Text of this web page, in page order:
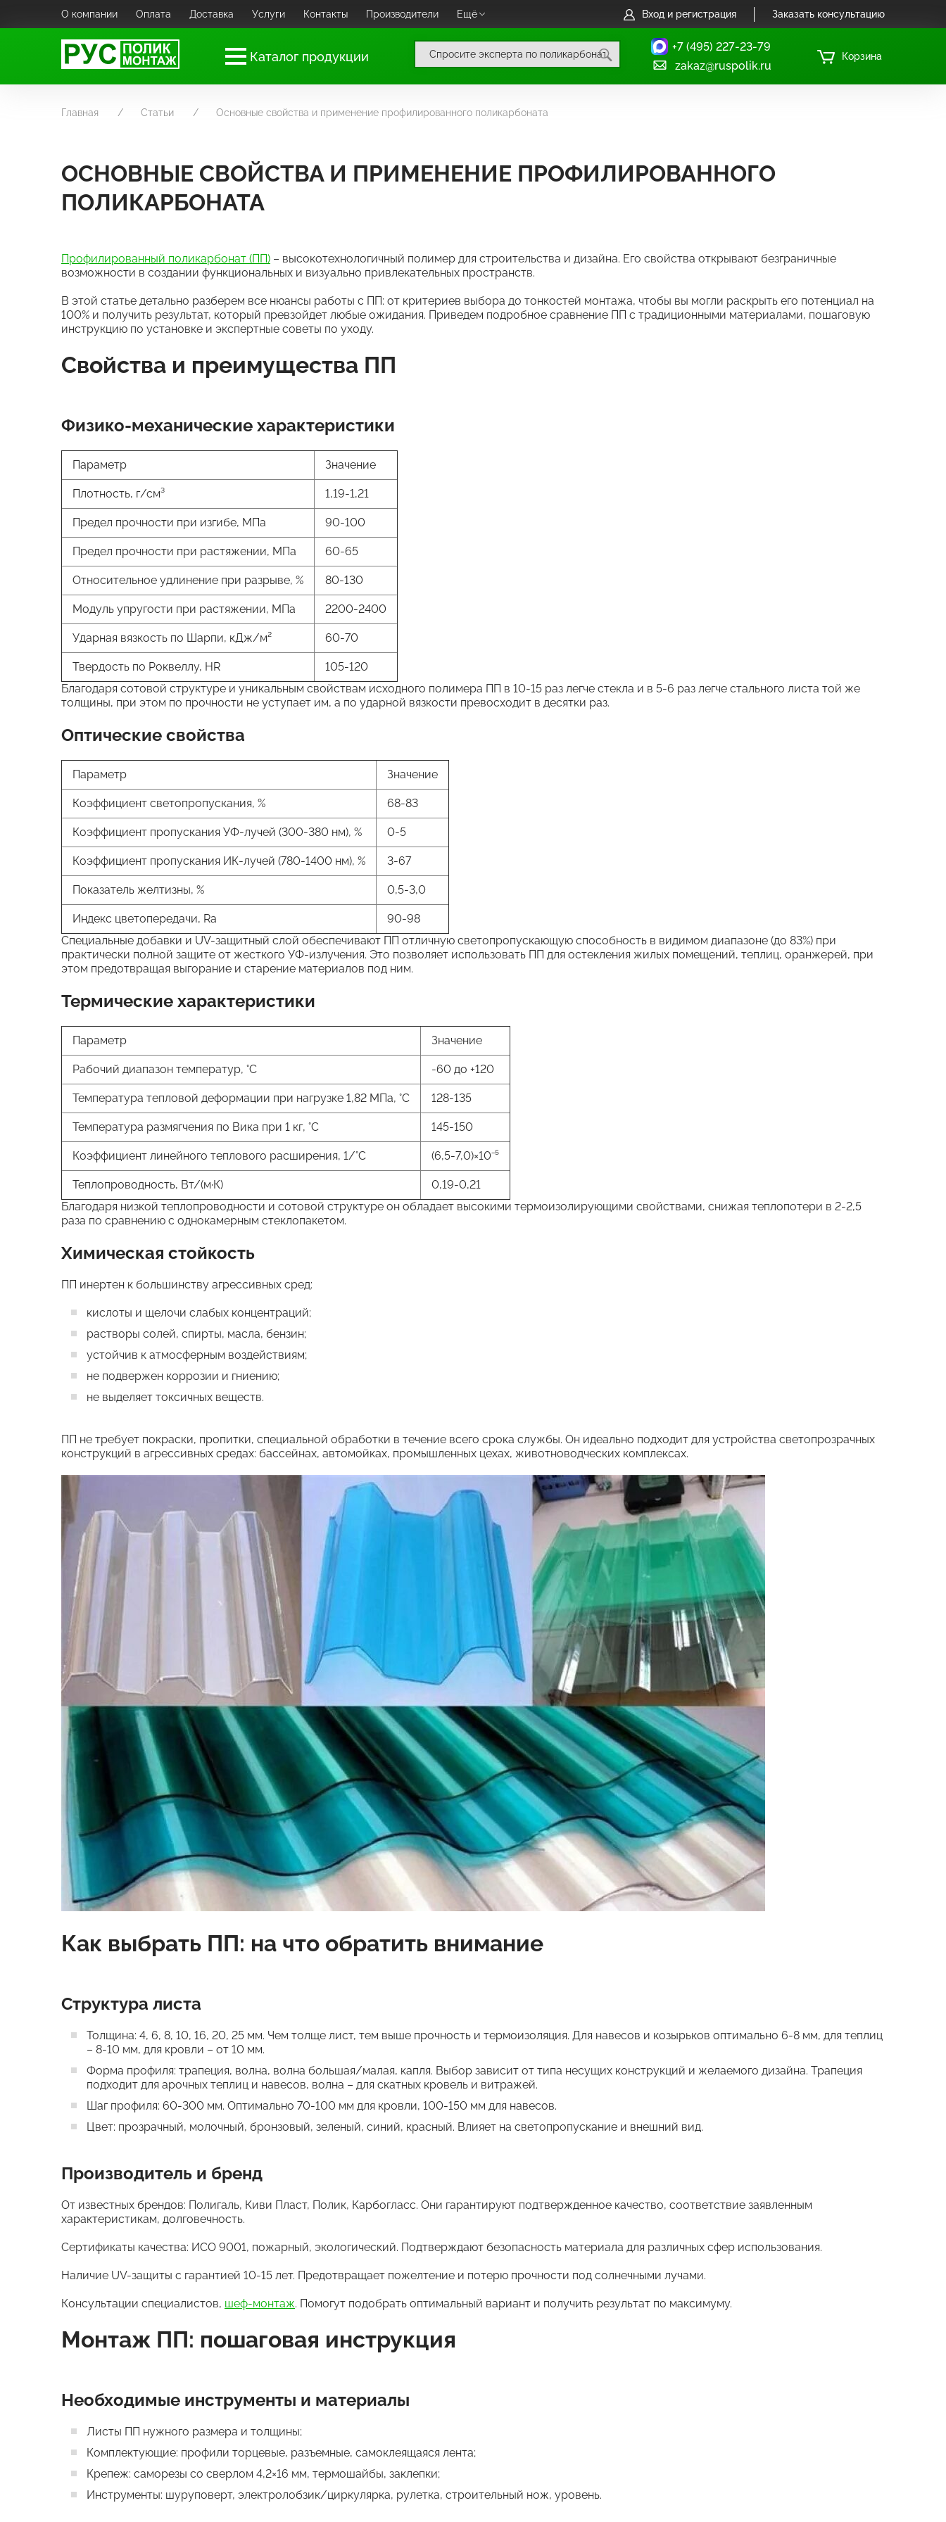
О компании Оплата Доставка Услуги Контакты Производители Ещё Вход и регистрация Заказать консультацию
Каталог продукции
+7 (495) 227-23-79
zakaz@ruspolik.ru
Корзина
Главная Статьи Основные свойства и применение профилированного поликарбоната
ОСНОВНЫЕ СВОЙСТВА И ПРИМЕНЕНИЕ ПРОФИЛИРОВАННОГО
ПОЛИКАРБОНАТА
Профилированный поликарбонат (ПП) – высокотехнологичный полимер для строительства и дизайна. Его свойства открывают безграничные
возможности в создании функциональных и визуально привлекательных пространств.
В этой статье детально разберем все нюансы работы с ПП: от критериев выбора до тонкостей монтажа, чтобы вы могли раскрыть его потенциал на
100% и получить результат, который превзойдет любые ожидания. Приведем подробное сравнение ПП с традиционными материалами, пошаговую
инструкцию по установке и экспертные советы по уходу.
Свойства и преимущества ПП
Физико-механические характеристики
Параметр Значение
Плотность, г/см³ 1,19-1,21
Предел прочности при изгибе, МПа 90-100
Предел прочности при растяжении, МПа 60-65
Относительное удлинение при разрыве, % 80-130
Модуль упругости при растяжении, МПа 2200-2400
Ударная вязкость по Шарпи, кДж/м² 60-70
Твердость по Роквеллу, HR
105-120
Благодаря сотовой структуре и уникальным свойствам исходного полимера ПП в 10-15 раз легче стекла и в 5-6 раз легче стального листа той же
толщины, при этом по прочности не уступает им, а по ударной вязкости превосходит в десятки раз.
Оптические свойства
Параметр Значение
Коэффициент светопропускания, % 68-83
Коэффициент пропускания УФ-лучей (300-380 нм), % 0-5
Коэффициент пропускания ИК-лучей (780-1400 нм), % 3-67
Показатель желтизны, % 0,5-3,0
Индекс цветопередачи, Ra
90-98
Специальные добавки и UV-защитный слой обеспечивают ПП отличную светопропускающую способность в видимом диапазоне (до 83%) при
практически полной защите от жесткого УФ-излучения. Это позволяет использовать ПП для остекления жилых помещений, теплиц, оранжерей, при
этом предотвращая выгорание и старение материалов под ним.
Термические характеристики
Параметр Значение
Рабочий диапазон температур, °C -60 до +120
Температура тепловой деформации при нагрузке 1,82 МПа, °C 128-135
Температура размягчения по Вика при 1 кг, °C 145-150
Коэффициент линейного теплового расширения, 1/°C (6,5-7,0)×10⁻⁵
Теплопроводность, Вт/(м·К)
0,19-0,21
Благодаря низкой теплопроводности и сотовой структуре он обладает высокими термоизолирующими свойствами, снижая теплопотери в 2-2,5
раза по сравнению с однокамерным стеклопакетом.
Химическая стойкость
ПП инертен к большинству агрессивных сред:
кислоты и щелочи слабых концентраций;
растворы солей, спирты, масла, бензин;
устойчив к атмосферным воздействиям;
не подвержен коррозии и гниению;
не выделяет токсичных веществ.
ПП не требует покраски, пропитки, специальной обработки в течение всего срока службы. Он идеально подходит для устройства светопрозрачных
конструкций в агрессивных средах: бассейнах, автомойках, промышленных цехах, животноводческих комплексах.
Как выбрать ПП: на что обратить внимание
Структура листа
Толщина: 4, 6, 8, 10, 16, 20, 25 мм. Чем толще лист, тем выше прочность и термоизоляция. Для навесов и козырьков оптимально 6-8 мм, для теплиц
– 8-10 мм, для кровли – от 10 мм.
Форма профиля: трапеция, волна, волна большая/малая, капля. Выбор зависит от типа несущих конструкций и желаемого дизайна. Трапеция
подходит для арочных теплиц и навесов, волна – для скатных кровель и витражей.
Шаг профиля: 60-300 мм. Оптимально 70-100 мм для кровли, 100-150 мм для навесов.
Цвет: прозрачный, молочный, бронзовый, зеленый, синий, красный. Влияет на светопропускание и внешний вид.
Производитель и бренд
От известных брендов: Полигаль, Киви Пласт, Полик, Карбогласc. Они гарантируют подтвержденное качество, соответствие заявленным
характеристикам, долговечность.
Сертификаты качества: ИСО 9001, пожарный, экологический. Подтверждают безопасность материала для различных сфер использования.
Наличие UV-защиты с гарантией 10-15 лет. Предотвращает пожелтение и потерю прочности под солнечными лучами.
Консультации специалистов, шеф-монтаж. Помогут подобрать оптимальный вариант и получить результат по максимуму.
Монтаж ПП: пошаговая инструкция
Необходимые инструменты и материалы
Листы ПП нужного размера и толщины;
Комплектующие: профили торцевые, разъемные, самоклеящаяся лента;
Крепеж: саморезы со сверлом 4,2×16 мм, термошайбы, заклепки;
Инструменты: шуруповерт, электролобзик/циркулярка, рулетка, строительный нож, уровень.